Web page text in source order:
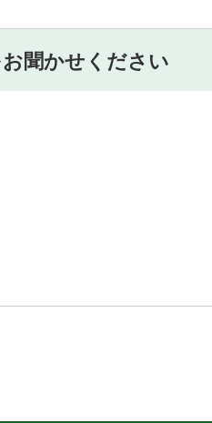
聞かせください